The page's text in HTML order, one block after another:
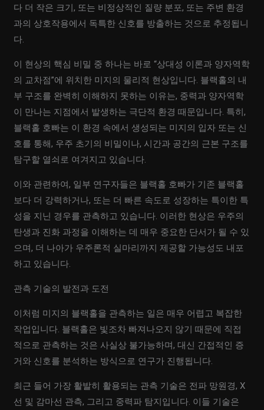
다 더 작은 크기, 또는 비정상적인 질량 분포, 또는 주변 환경
과의 상호작용에서 독특한 신호를 방출하는 것으로 추정됩니
다.
이 현상의 핵심 비밀 중 하나는 바로 “상대성 이론과 양자역학
의 교차점”에 위치한 미지의 물리적 현상입니다. 블랙홀의 내
부 구조를 완벽히 이해하지 못하는 이유는, 중력과 양자역학
이 만나는 지점에서 발생하는 극단적 환경 때문입니다. 특히,
블랙홀 호빠는 이 환경 속에서 생성되는 미지의 입자 또는 신
호를 통해, 우주 초기의 비밀이나, 시간과 공간의 근본 구조를
탐구할 열쇠로 여겨지고 있습니다.
이와 관련하여, 일부 연구자들은 블랙홀 호빠가 기존 블랙홀
보다 더 강력하거나, 또는 더 빠른 속도로 성장하는 특이한 특
성을 지닌 경우를 관측하고 있습니다. 이러한 현상은 우주의
탄생과 진화 과정을 이해하는 데 매우 중요한 단서가 될 수 있
으며, 더 나아가 우주론적 실마리까지 제공할 가능성도 내포
하고 있습니다.
관측 기술의 발전과 도전
이처럼 미지의 블랙홀을 관측하는 일은 매우 어렵고 복잡한
작업입니다. 블랙홀은 빛조차 빠져나오지 않기 때문에 직접
적으로 관측하는 것은 사실상 불가능하며, 대신 간접적인 증
거와 신호를 분석하는 방식으로 연구가 진행됩니다.
최근 들어 가장 활발히 활용되는 관측 기술은 전파 망원경, X
선 및 감마선 관측, 그리고 중력파 탐지입니다. 이들 기술은